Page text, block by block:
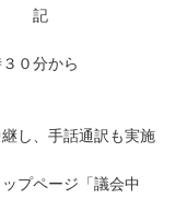
０分から
し、手話通訳も実施
ページ「議会中